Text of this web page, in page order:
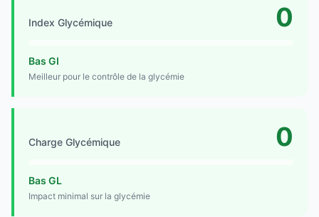
Index Glycémique 0
Bas GI
Meilleur pour le contrôle de la glycémie
Charge Glycémique 0
Bas GL
Impact minimal sur la glycémie